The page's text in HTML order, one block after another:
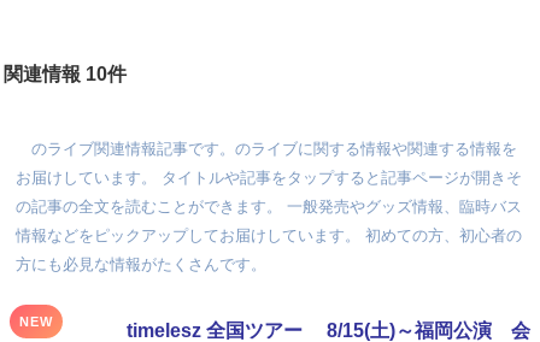
関連情報 10件
のライブ関連情報記事です。のライブに関する情報や関連する情報を
お届けしています。 タイトルや記事をタップすると記事ページが開きそ
の記事の全文を読むことができます。 一般発売やグッズ情報、臨時バス
情報などをピックアップしてお届けしています。 初めての方、初心者の
方にも必見な情報がたくさんです。
NEW
timelesz 全国ツアー 8/15(土)～福岡公演 会